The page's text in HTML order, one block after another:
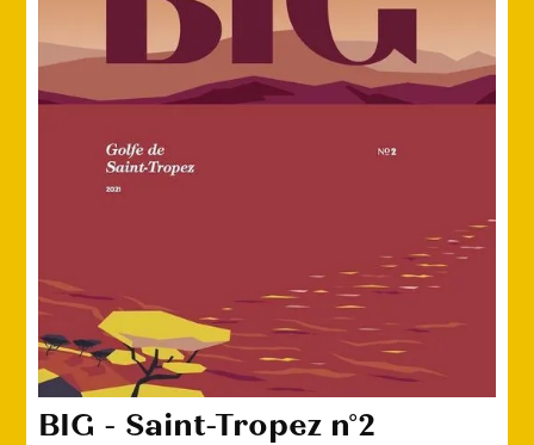
BIG - Saint-Tropez n°2